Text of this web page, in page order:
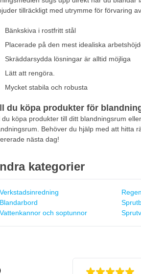
tillräckligt med utrymme för förvaring
Bänkskiva i rostfritt stål
Placerade på den mest idealiska
Skräddarsydda lösningar är alltid möjliga
Lätt att rengöra.
Mycket stabila och robusta
du köpa produkter för
du köpa produkter till ditt blandningsrum
Behöver du hjälp med att hitta
nästa dag!
kategorier
Verkstadsinredning
Blandarbord
Vattenkannor och soptunnor